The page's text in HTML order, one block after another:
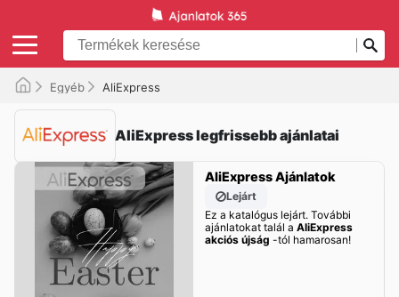
Egyéb AliExpress
AliExpress legfrissebb ajánlatai
AliExpress Ajánlatok
Lejárt
Ez a katalógus lejárt. További
ajánlatokat talál a AliExpress
akciós újság -tól hamarosan!